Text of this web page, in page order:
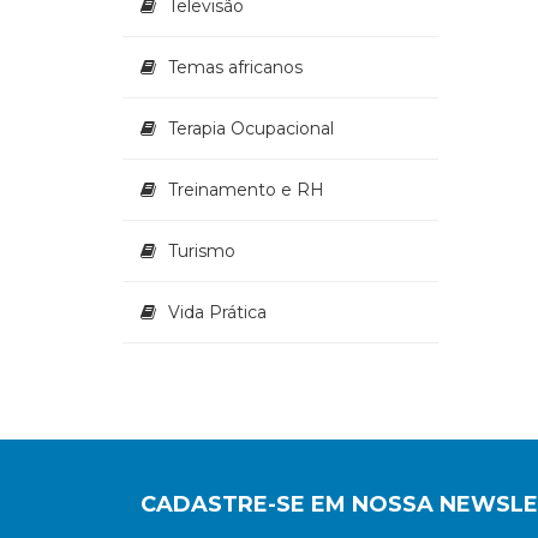
Televisão
Temas africanos
Terapia Ocupacional
Treinamento e RH
Turismo
Vida Prática
CADASTRE-SE EM NOSSA